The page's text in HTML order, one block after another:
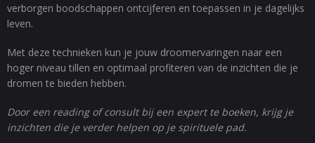
verborgen boodschappen ontcijferen en toepassen in je dagelijks
leven.
Met deze technieken kun je jouw droomervaringen naar een
hoger niveau tillen en optimaal profiteren van de inzichten die je
dromen te bieden hebben.
Door een reading of consult bij een expert te boeken, krijg je
inzichten die je verder helpen op je spirituele pad.